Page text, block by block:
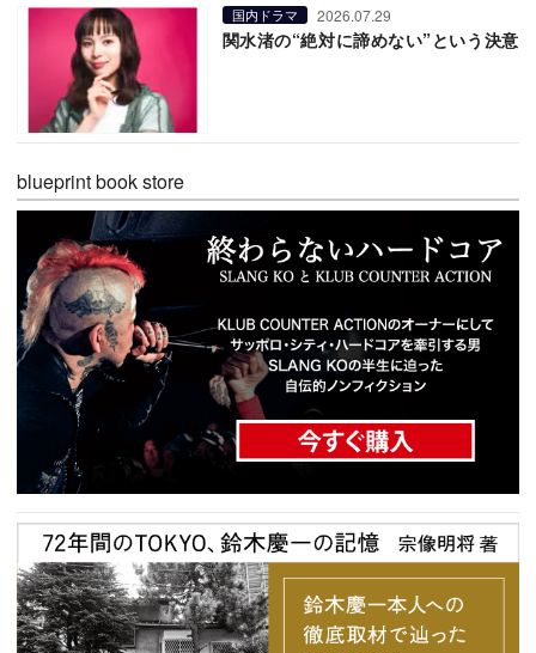
国内ドラマ 2026.07.29
関水渚の“絶対に諦めない”という決意
blueprint book store